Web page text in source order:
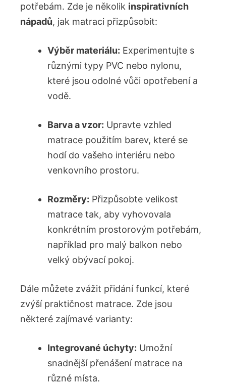
potřebám. Zde je několik inspirativních
nápadů, jak matraci přizpůsobit:
Výběr materiálu: Experimentujte s
různými typy PVC nebo nylonu,
které jsou odolné vůči opotřebení a
vodě.
Barva a vzor: Upravte vzhled
matrace použitím barev, které se
hodí do vašeho interiéru nebo
venkovního prostoru.
Rozměry: Přizpůsobte velikost
matrace tak, aby vyhovovala
konkrétním prostorovým potřebám,
například pro malý balkon nebo
velký obývací pokoj.
Dále můžete zvážit přidání funkcí, které
zvýší praktičnost matrace. Zde jsou
některé zajímavé varianty:
Integrované úchyty: Umožní
snadnější přenášení matrace na
různé místa.